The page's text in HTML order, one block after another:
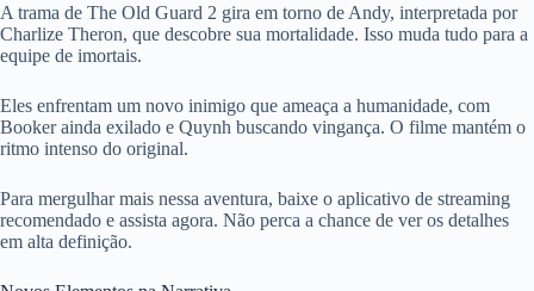
A trama de The Old Guard 2 gira em torno de Andy, interpretada por
Charlize Theron, que descobre sua mortalidade. Isso muda tudo para a
equipe de imortais.
Eles enfrentam um novo inimigo que ameaça a humanidade, com
Booker ainda exilado e Quynh buscando vingança. O filme mantém o
ritmo intenso do original.
Para mergulhar mais nessa aventura, baixe o aplicativo de streaming
recomendado e assista agora. Não perca a chance de ver os detalhes
em alta definição.